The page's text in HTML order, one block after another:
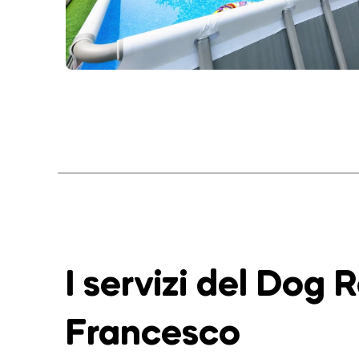
I servizi del Dog
Francesco